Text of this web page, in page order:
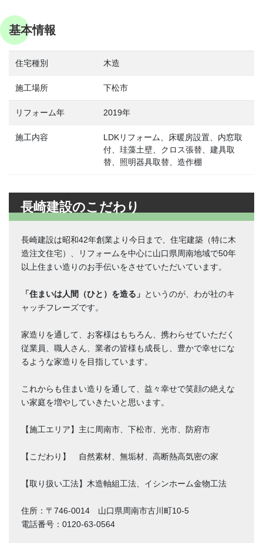
基本情報
住宅種別 木造
施工場所 下松市
リフォーム年 2019年
施工内容
LDKリフォーム、床暖房設置、内窓取
付、珪藻土壁、クロス張替、建具取
替、照明器具取替、造作棚
長崎建設のこだわり
長崎建設は昭和42年創業より今日まで、住宅建築（特に木
造注文住宅）、リフォームを中心に山口県周南地域で50年
以上住まい造りのお手伝いをさせていただいています。
「住まいは人間（ひと）を造る」 というのが、わが社のキ
ャッチフレーズです。
家造りを通して、お客様はもちろん、携わらせていただく
従業員、職人さん、業者の皆様も成長し、豊かで幸せにな
るような家造りを目指しています。
これからも住まい造りを通して、益々幸せで笑顔の絶えな
い家庭を増やしていきたいと思います。
【施工エリア】主に周南市、下松市、光市、防府市
【こだわり】 自然素材、無垢材、高断熱高気密の家
【取り扱い工法】木造軸組工法、イシンホーム金物工法
住所：〒746-0014 山口県周南市古川町10-5
電話番号：0120-63-0564